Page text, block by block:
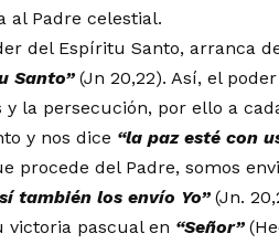
al Padre celestial.
del Espíritu Santo, arranca
Santo”(Jn 20,22). Así, el
la persecución, por ello a
y nos dice “la paz esté con
procede del Padre, somos
í también los envío Yo”(Jn.
victoria pascual en “Señor”